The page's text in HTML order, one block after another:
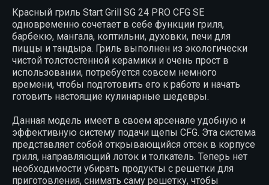
Красный гриль Start Grill SG 24 PRO CFG SE
одновременно сочетает в себе функции гриля,
барбекю, мангала, коптильни, духовки, печи для
пиццы и тандыра. Гриль выполнен из экологически
чистой толстостенной керамики и очень прост в
использовании, потребуется совсем немного
времени, чтобы подготовить его к работе и начать
готовить настоящие кулинарные шедевры.
Данная модель имеет в своем арсенале удобную и
эффективную систему подачи щепы CFG. Эта система
представляет собой открывающийся отсек в корпусе
гриля, направляющий лоток и толкатель. Теперь нет
необходимости убирать продукты с решетки для
приготовления, снимать саму решетку, чтобы